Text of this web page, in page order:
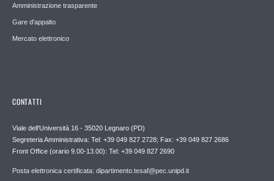
Amministrazione trasparente
Gare d'appalto
Mercato elettronico
CONTATTI
Viale dell'Università 16 - 35020 Legnaro (PD)
Segreteria Amministrativa: Tel: +39 049 827 2728; Fax: +39 049 827 2686
Front Office (orario 9.00-13.00): Tel: +39 049 827 2690
Posta elettronica certificata: dipartimento.tesaf@pec.unipd.it